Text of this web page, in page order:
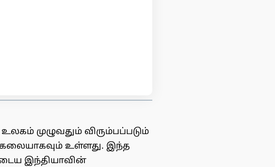
முழுவதும் விரும்பப்படும்
உள்ளது. இந்த
இந்தியாவின்